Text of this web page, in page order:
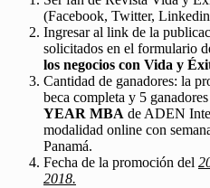
(Facebook, Twitter,
Ingresar al link de la
solicitados en el formulario
los negocios con Vida y
Cantidad de ganadores: la
beca completa y 5
YEAR MBA de ADEN
modalidad online con
Panamá.
Fecha de la promoción del
2018.